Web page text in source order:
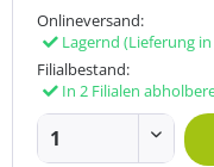
Onlineversand:
Lagernd (Lieferung
Filialbestand:
In 2 Filialen